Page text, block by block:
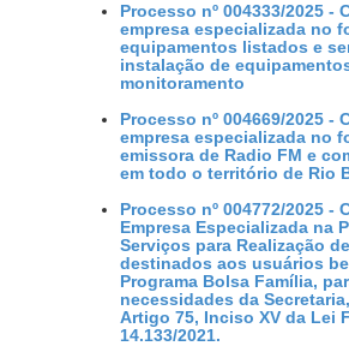
Processo nº 004333/2025 -
empresa especializada no
equipamentos listados e
instalação de
monitoramento
Processo nº 004669/2025 -
empresa especializada no
emissora de Radio FM e
em todo o território de Rio
Processo nº 004772/2025 -
Empresa Especializada na
Serviços para Realização
destinados aos usuários
Programa Bolsa Família,
necessidades da
Artigo 75, Inciso XV da Lei
14.133/2021.